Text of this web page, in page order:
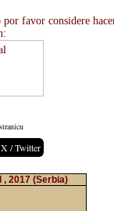
favor considere
X / Twitter
, 2017 (Serbia)